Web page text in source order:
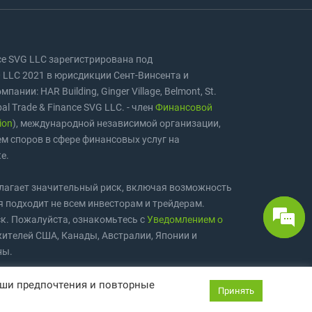
SVG LLC зарегистрирована под
2021 в юрисдикции Сент-Винсента и
HAR Building, Ginger Village, Belmont, St.
Trade & Finance SVG LLC. - член Финансовой
), международной независимой организации,
споров в сфере финансовых услуг на
значительный риск, включая возможность
подходит не всем инвесторам и трейдерам.
Пожалуйста, ознакомьтесь сУведомлением о
США, Канады, Австралии, Японии и
принадлежат правообладателям и
предпочтения и повторные Принять